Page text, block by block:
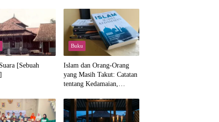
Jonggol
[Sebuah
Buku
Islam dan Orang-Orang
yang Masih Takut: Catatan
tentang Kedamaian,
dalam Pemikiran Masykuri
Abdillah